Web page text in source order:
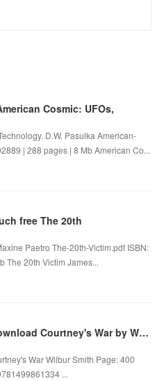
Cosmic: UFOs,
D.W. Pasulka American-
| 288 pages | 8 Mb American Co...
free The 20th
Paetro The-20th-Victim.pdf ISBN:
The 20th Victim James...
Spanish audio books free download Courtney's War by Wilbur Smith
War Wilbur Smith Page: 400
...